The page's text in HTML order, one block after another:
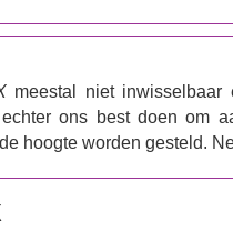
meestal niet inwisselbaar
ons best doen om
hoogte worden gesteld.